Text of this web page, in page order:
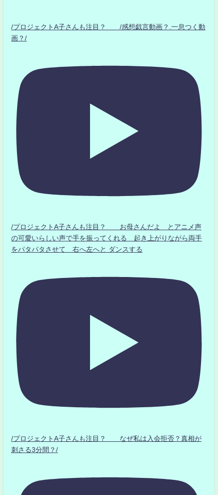
/プロジェクトA子さんも注目？ /感想戯言動画？.一息つく動
画？/
/プロジェクトA子さんも注目？ お母さんだよ とアニメ声
の可愛いらしい声で手を振ってくれる 起き上がりながら両手
をパタパタさせて 右へ左へと ダンスする
/プロジェクトA子さんも注目？ なぜ私は入会拒否？真相が
刺さる3分間？/